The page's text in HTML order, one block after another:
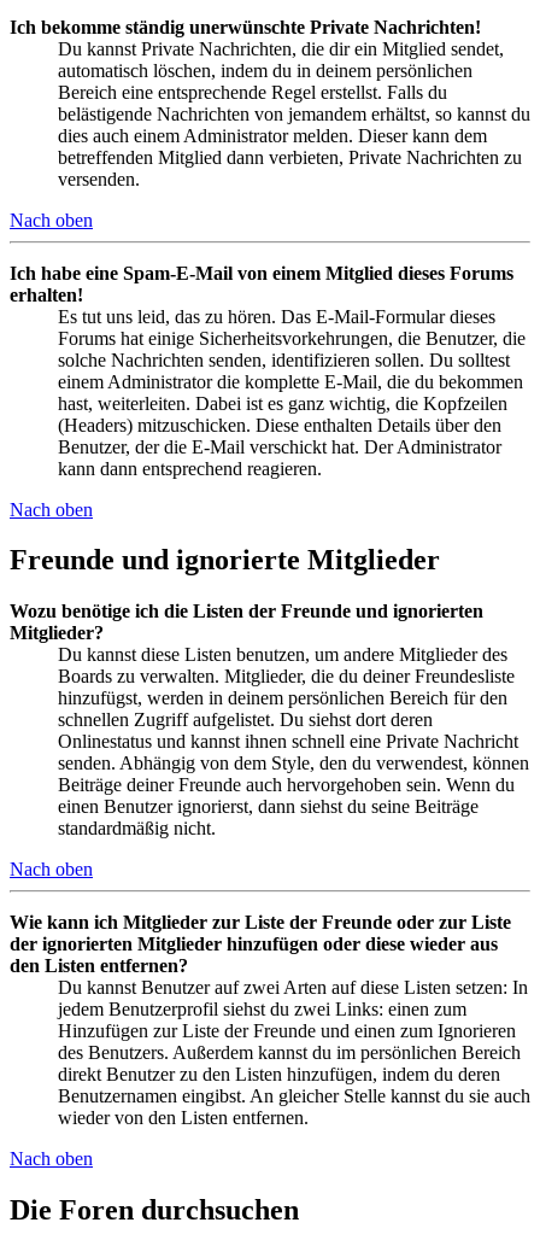
Ich bekomme ständig unerwünschte Private Nachrichten!
Du kannst Private Nachrichten, die dir ein Mitglied sendet,
automatisch löschen, indem du in deinem persönlichen
Bereich eine entsprechende Regel erstellst. Falls du
belästigende Nachrichten von jemandem erhältst, so kannst du
dies auch einem Administrator melden. Dieser kann dem
betreffenden Mitglied dann verbieten, Private Nachrichten zu
versenden.
Nach oben
Ich habe eine Spam-E-Mail von einem Mitglied dieses Forums
erhalten!
Es tut uns leid, das zu hören. Das E-Mail-Formular dieses
Forums hat einige Sicherheitsvorkehrungen, die Benutzer, die
solche Nachrichten senden, identifizieren sollen. Du solltest
einem Administrator die komplette E-Mail, die du bekommen
hast, weiterleiten. Dabei ist es ganz wichtig, die Kopfzeilen
(Headers) mitzuschicken. Diese enthalten Details über den
Benutzer, der die E-Mail verschickt hat. Der Administrator
kann dann entsprechend reagieren.
Nach oben
Freunde und ignorierte Mitglieder
Wozu benötige ich die Listen der Freunde und ignorierten
Mitglieder?
Du kannst diese Listen benutzen, um andere Mitglieder des
Boards zu verwalten. Mitglieder, die du deiner Freundesliste
hinzufügst, werden in deinem persönlichen Bereich für den
schnellen Zugriff aufgelistet. Du siehst dort deren
Onlinestatus und kannst ihnen schnell eine Private Nachricht
senden. Abhängig von dem Style, den du verwendest, können
Beiträge deiner Freunde auch hervorgehoben sein. Wenn du
einen Benutzer ignorierst, dann siehst du seine Beiträge
standardmäßig nicht.
Nach oben
Wie kann ich Mitglieder zur Liste der Freunde oder zur Liste
der ignorierten Mitglieder hinzufügen oder diese wieder aus
den Listen entfernen?
Du kannst Benutzer auf zwei Arten auf diese Listen setzen: In
jedem Benutzerprofil siehst du zwei Links: einen zum
Hinzufügen zur Liste der Freunde und einen zum Ignorieren
des Benutzers. Außerdem kannst du im persönlichen Bereich
direkt Benutzer zu den Listen hinzufügen, indem du deren
Benutzernamen eingibst. An gleicher Stelle kannst du sie auch
wieder von den Listen entfernen.
Nach oben
Die Foren durchsuchen